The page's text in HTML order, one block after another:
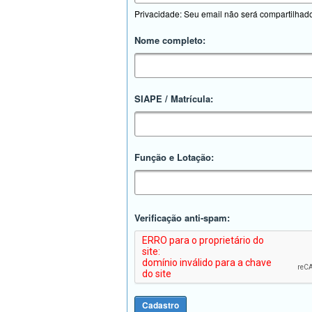
Privacidade: Seu email não será
Nome completo:
SIAPE / Matrícula:
Função e Lotação:
Verificação anti-spam: